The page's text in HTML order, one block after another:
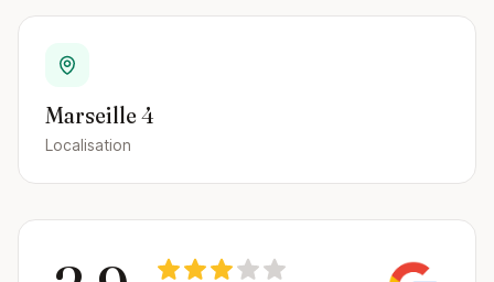
Marseille 4
Localisation